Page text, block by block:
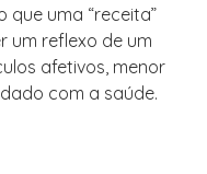
que uma “receita”
um reflexo de um
afetivos, menor
com a saúde.